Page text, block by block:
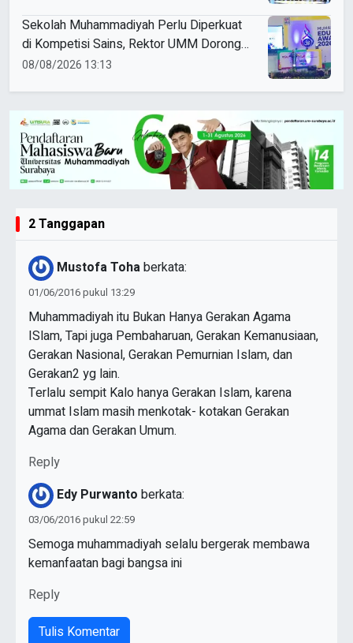
Sekolah Muhammadiyah Perlu Diperkuat
di Kompetisi Sains, Rektor UMM Dorong
Coaching Clinic
08/08/2026 13:13
2 Tanggapan
Mustofa Tohaberkata:
01/06/2016 pukul 13:29
Muhammadiyah itu Bukan Hanya Gerakan Agama
ISlam, Tapi juga Pembaharuan, Gerakan Kemanusiaan,
Gerakan Nasional, Gerakan Pemurnian Islam, dan
Gerakan2 yg lain.
Terlalu sempit Kalo hanya Gerakan Islam, karena
ummat Islam masih menkotak- kotakan Gerakan
Agama dan Gerakan Umum.
Reply
Edy Purwanto berkata:
03/06/2016 pukul 22:59
Semoga muhammadiyah selalu bergerak membawa
kemanfaatan bagi bangsa ini
Reply
Tulis Komentar